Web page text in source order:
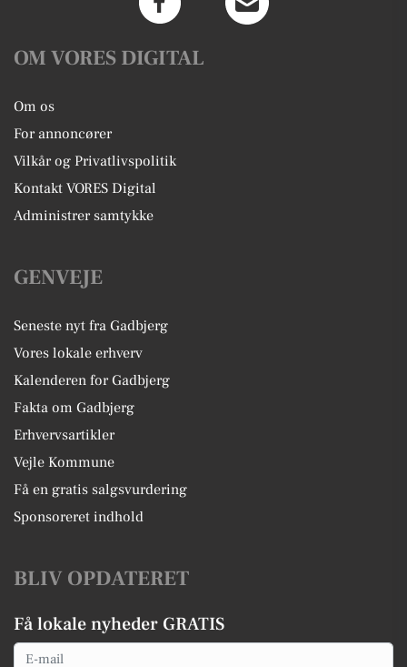
OM VORES DIGITAL
Om os
For annoncører
Vilkår og Privatlivspolitik
Kontakt VORES Digital
Administrer samtykke
GENVEJE
Seneste nyt fra Gadbjerg
Vores lokale erhverv
Kalenderen for Gadbjerg
Fakta om Gadbjerg
Erhvervsartikler
Vejle Kommune
Få en gratis salgsvurdering
Sponsoreret indhold
BLIV OPDATERET
Få lokale nyheder GRATIS
Email